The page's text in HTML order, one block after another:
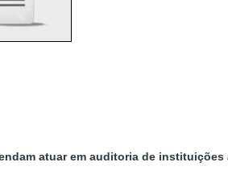
atuar em auditoria de